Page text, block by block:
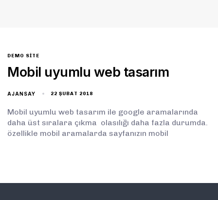
DEMO SITE
Mobil uyumlu web tasarım
AJANSAY 22 ŞUBAT 2018
Mobil uyumlu web tasarım ile google aramalarında
daha üst sıralara çıkma olasılığı daha fazla durumda.
özellikle mobil aramalarda sayfanızın mobil